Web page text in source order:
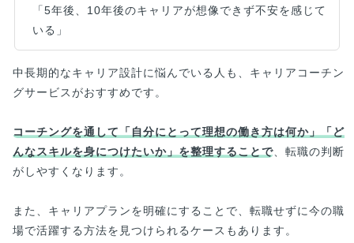
「5年後、10年後のキャリアが想像できず不安を感じて
いる」
中長期的なキャリア設計に悩んでいる人も、キャリアコーチン
グサービスがおすすめです。
コーチングを通して「自分にとって理想の働き方は何か」「ど
んなスキルを身につけたいか」を整理することで、転職の判断
がしやすくなります。
また、キャリアプランを明確にすることで、転職せずに今の職
場で活躍する方法を見つけられるケースもあります。